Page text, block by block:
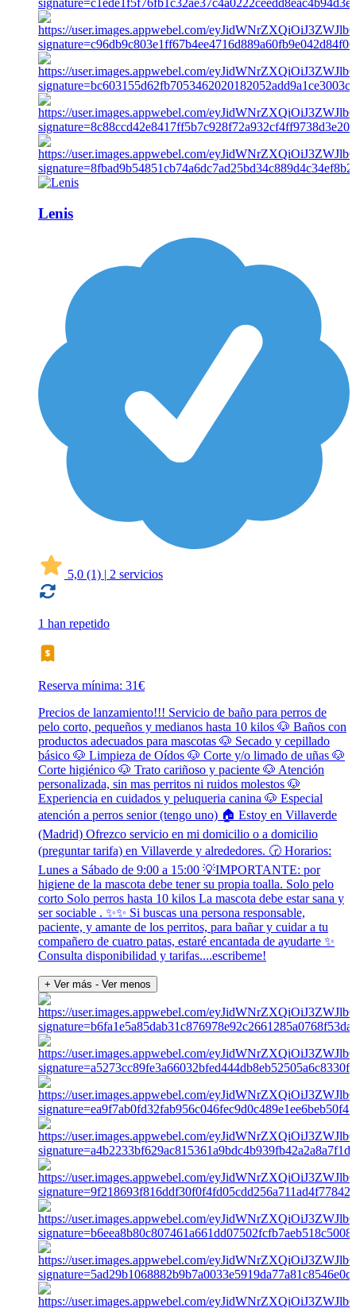
Lenis
5,0 (1) | 2 servicios
1 han repetido
Reserva mínima: 31€
Precios de lanzamiento!!! Servicio de baño para perros de
pelo corto, pequeños y medianos hasta 10 kilos 🐶 Baños con
productos adecuados para mascotas 🐶 Secado y cepillado
básico 🐶 Limpieza de Oídos 🐶 Corte y/o limado de uñas 🐶
Corte higiénico 🐶 Trato cariñoso y paciente 🐶 Atención
personalizada, sin mas perritos ni ruidos molestos 🐶
Experiencia en cuidados y peluqueria canina 🐶 Especial
atención a perros senior (tengo uno) 🏠 Estoy en Villaverde
(Madrid) Ofrezco servicio en mi domicilio o a domicilio
(preguntar tarifa) en Villaverde y alrededores. 🕝 Horarios:
Lunes a Sábado de 9:00 a 15:00 💡IMPORTANTE: por
higiene de la mascota debe tener su propia toalla. Solo pelo
corto Solo perros hasta 10 kilos La mascota debe estar sana y
ser sociable . ✨️✨️ Si buscas una persona responsable,
paciente, y amante de los perritos, para bañar y cuidar a tu
compañero de cuatro patas, estaré encantada de ayudarte ✨️
Consulta disponibilidad y tarifas....escribeme!
+ Ver más - Ver menos